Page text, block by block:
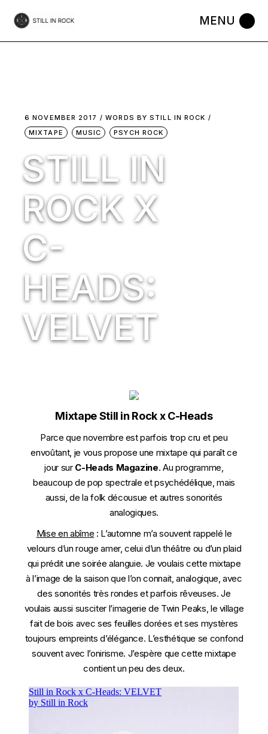
the
6 NOVEMBER 2017 WORDS BYSTILL IN ROCK
MIXTAPE
MUSIC PSYCH ROCK
STILL IN
ROCK X
C-
HEADS:
VELVET
Mixtape Still in Rock x C-Heads
Parce que novembre est parfois trop cru et peu
envoûtant, je vous propose une mixtape qui paraît ce
jour sur C-Heads Magazine. Au programme,
beaucoup de pop spectrale et psychédélique, mais
aussi, de la folk décousue et autres sonorités
analogiques.
Mise en abîme : L’automne m’a souvent rappelé le
velours d’un rouge amer, celui d’un théâtre ou d’un plaid
qui prédit une soirée alanguie. Je voulais cette mixtape
à l’image de la saison que l’on connait, analogique, avec
des sonorités très rondes et parfois rêveuses. Je
voulais aussi susciter l’imagerie de Twin Peaks, le village
fait de bois avec ses feuilles dorées et ses mystères
toujours empreints d’élégance. L’esthétique se confond
souvent avec l’onirisme. J’espère que cette mixtape
contient un peu des deux.